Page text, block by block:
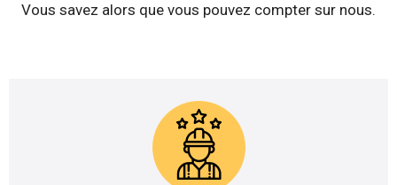
Vous savez alors que vous pouvez compter sur nous.